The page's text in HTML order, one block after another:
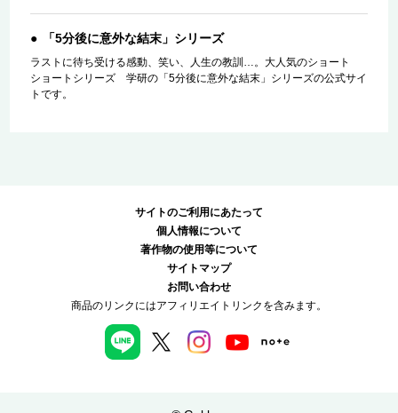
「5分後に意外な結末」シリーズ
ラストに待ち受ける感動、笑い、人生の教訓…。大人気のショート
ショートシリーズ 学研の「5分後に意外な結末」シリーズの公式サイ
トです。
サイトのご利用にあたって
個人情報について
著作物の使用等について
サイトマップ
お問い合わせ
商品のリンクにはアフィリエイトリンクを含みます。